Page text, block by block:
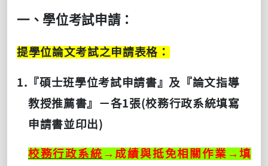
一、學位考試申請：
提學位論文考試之申請表格：
1. 『碩士班學位考試申請書』及『論文指導
教授推薦書』－各1張(校務行政系統填寫
申請書並印出)
校務行政系統 →成績與抵免相關作業→填